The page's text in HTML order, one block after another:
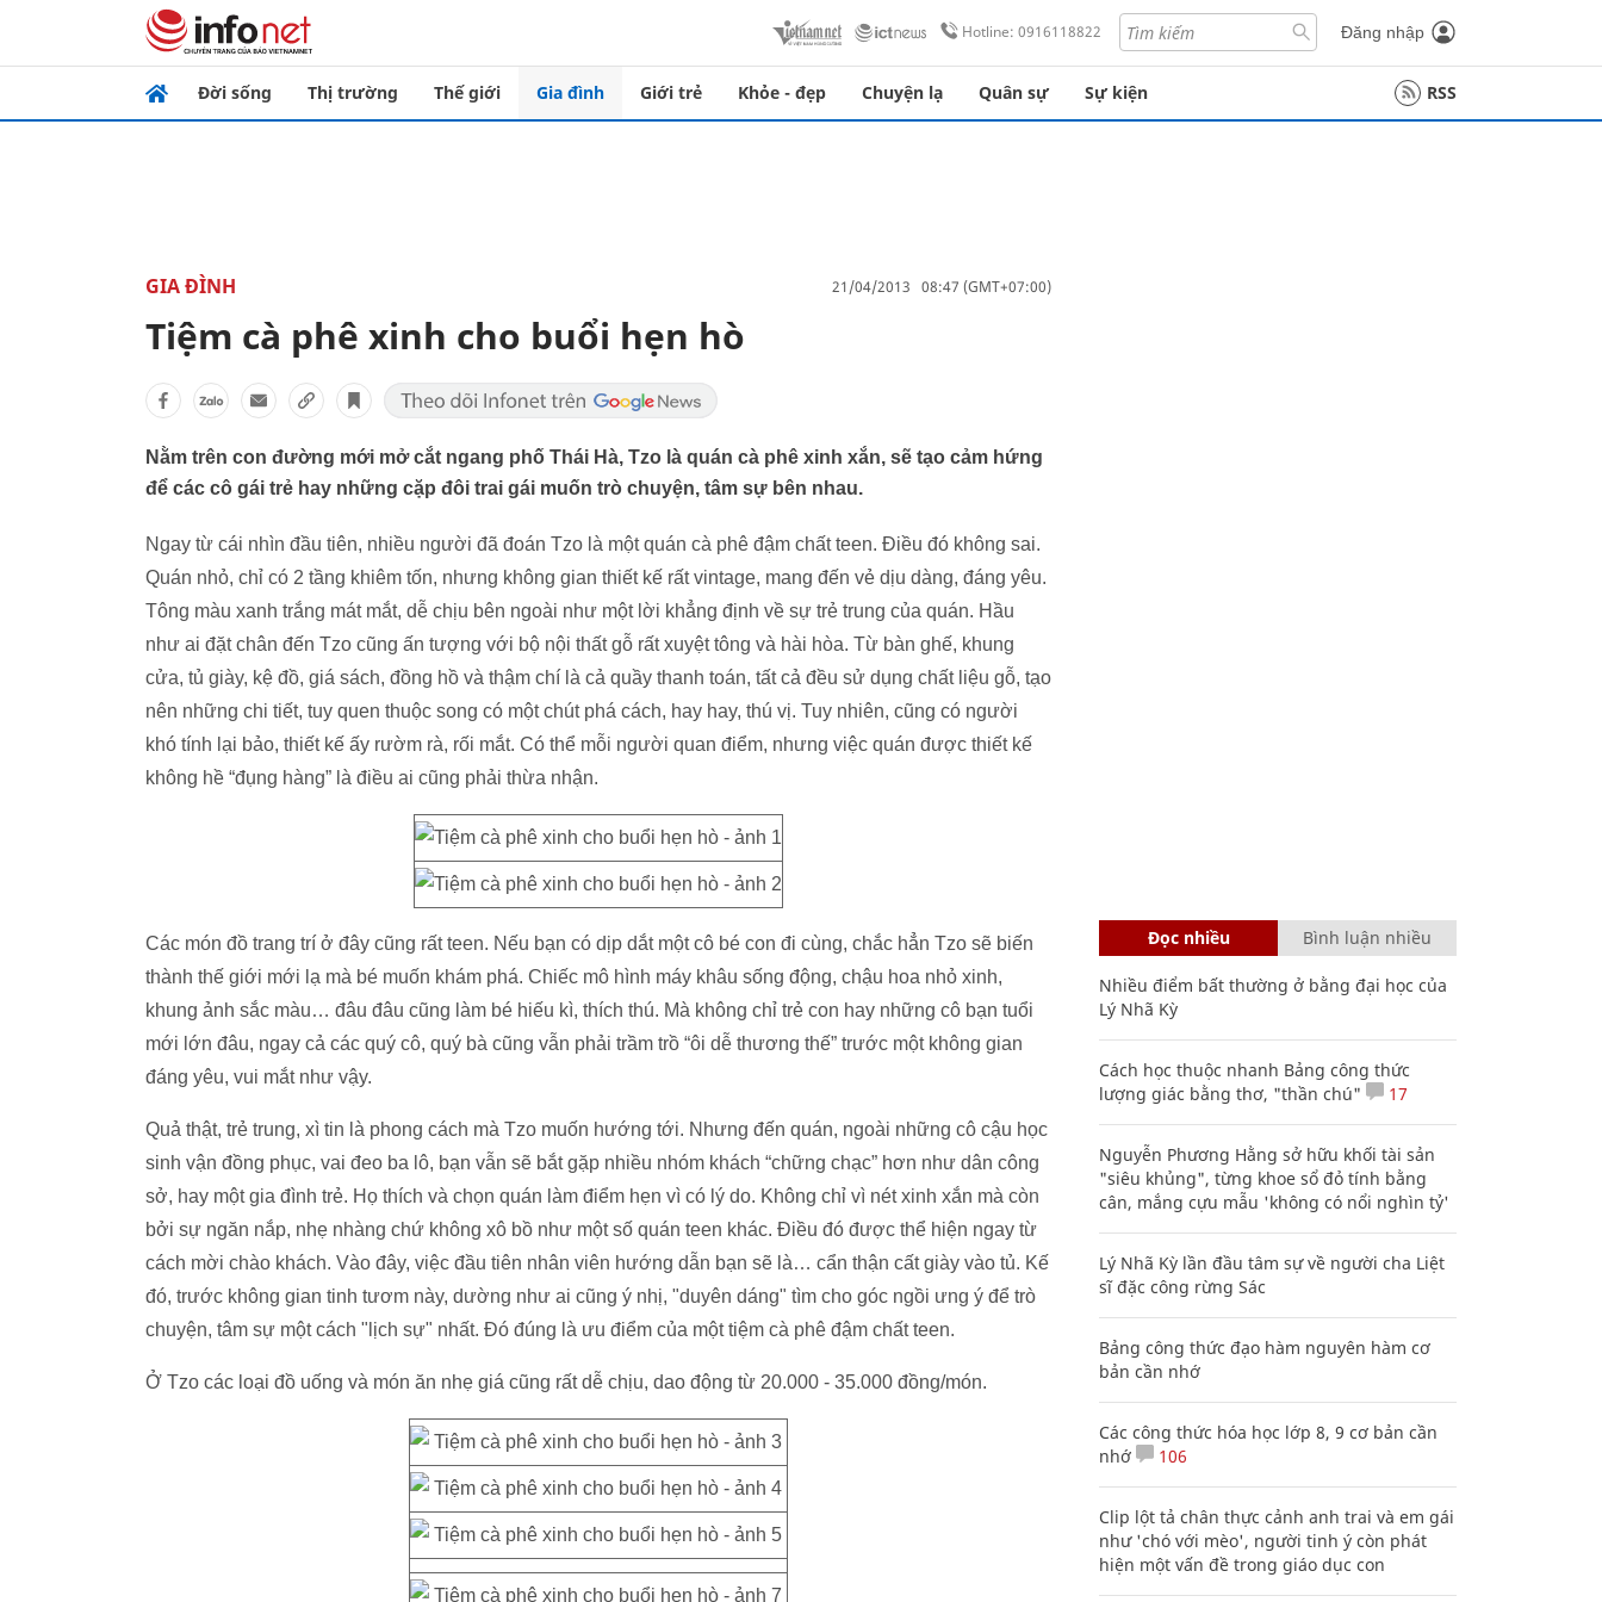
Hotline: 0916118822 Đăng nhập
Đời sống Thị trường Thế giới Gia đình Giới trẻ Khỏe - đẹp Chuyện lạ Quân sự Sự kiện RSS
GIA ĐÌNH 21/04/2013 08:47 (GMT+07:00)
Tiệm cà phê xinh cho buổi hẹn hò
Nằm trên con đường mới mở cắt ngang phố Thái Hà, Tzo là quán cà phê xinh xắn, sẽ tạo cảm hứng
để các cô gái trẻ hay những cặp đôi trai gái muốn trò chuyện, tâm sự bên nhau.
Ngay từ cái nhìn đầu tiên, nhiều người đã đoán Tzo là một quán cà phê đậm chất teen. Điều đó không sai.
Quán nhỏ, chỉ có 2 tầng khiêm tốn, nhưng không gian thiết kế rất vintage, mang đến vẻ dịu dàng, đáng yêu.
Tông màu xanh trắng mát mắt, dễ chịu bên ngoài như một lời khẳng định về sự trẻ trung của quán. Hầu
như ai đặt chân đến Tzo cũng ấn tượng với bộ nội thất gỗ rất xuyệt tông và hài hòa. Từ bàn ghế, khung
cửa, tủ giày, kệ đồ, giá sách, đồng hồ và thậm chí là cả quầy thanh toán, tất cả đều sử dụng chất liệu gỗ, tạo
nên những chi tiết, tuy quen thuộc song có một chút phá cách, hay hay, thú vị. Tuy nhiên, cũng có người
khó tính lại bảo, thiết kế ấy rườm rà, rối mắt. Có thể mỗi người quan điểm, nhưng việc quán được thiết kế
không hề “đụng hàng” là điều ai cũng phải thừa nhận.
Các món đồ trang trí ở đây cũng rất teen. Nếu bạn có dịp dắt một cô bé con đi cùng, chắc hẳn Tzo sẽ biến
thành thế giới mới lạ mà bé muốn khám phá. Chiếc mô hình máy khâu sống động, chậu hoa nhỏ xinh,
khung ảnh sắc màu… đâu đâu cũng làm bé hiếu kì, thích thú. Mà không chỉ trẻ con hay những cô bạn tuổi
mới lớn đâu, ngay cả các quý cô, quý bà cũng vẫn phải trầm trồ “ôi dễ thương thế” trước một không gian
đáng yêu, vui mắt như vậy.
Quả thật, trẻ trung, xì tin là phong cách mà Tzo muốn hướng tới. Nhưng đến quán, ngoài những cô cậu học
sinh vận đồng phục, vai đeo ba lô, bạn vẫn sẽ bắt gặp nhiều nhóm khách “chững chạc” hơn như dân công
sở, hay một gia đình trẻ. Họ thích và chọn quán làm điểm hẹn vì có lý do. Không chỉ vì nét xinh xắn mà còn
bởi sự ngăn nắp, nhẹ nhàng chứ không xô bồ như một số quán teen khác. Điều đó được thể hiện ngay từ
cách mời chào khách. Vào đây, việc đầu tiên nhân viên hướng dẫn bạn sẽ là… cẩn thận cất giày vào tủ. Kế
đó, trước không gian tinh tươm này, dường như ai cũng ý nhị, "duyên dáng" tìm cho góc ngồi ưng ý để trò
chuyện, tâm sự một cách "lịch sự" nhất. Đó đúng là ưu điểm của một tiệm cà phê đậm chất teen.
Ở Tzo các loại đồ uống và món ăn nhẹ giá cũng rất dễ chịu, dao động từ 20.000 - 35.000 đồng/món.
Đọc nhiều Bình luận nhiều
Nhiều điểm bất thường ở bằng đại học của
Lý Nhã Kỳ
Cách học thuộc nhanh Bảng công thức
lượng giác bằng thơ, "thần chú"
17
Nguyễn Phương Hằng sở hữu khối tài sản
"siêu khủng", từng khoe sổ đỏ tính bằng
cân, mắng cựu mẫu 'không có nổi nghìn tỷ'
Lý Nhã Kỳ lần đầu tâm sự về người cha Liệt
sĩ đặc công rừng Sác
Bảng công thức đạo hàm nguyên hàm cơ
bản cần nhớ
Các công thức hóa học lớp 8, 9 cơ bản cần
nhớ
106
Clip lột tả chân thực cảnh anh trai và em gái
như 'chó với mèo', người tinh ý còn phát
hiện một vấn đề trong giáo dục con